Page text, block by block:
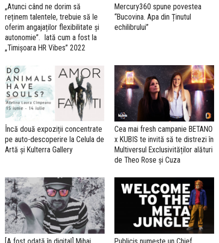
„Atunci când ne dorim să
reținem talentele, trebuie să le
oferim angajaților flexibilitate și
autonomie”. Iată cum a fost la
„Timișoara HR Vibes” 2022
Mercury360 spune povestea
“Bucovina. Apa din Ținutul
echilibrului”
Încă două expoziții concentrate
pe auto-descoperire la Celula de
Artă și Kulterra Gallery
Cea mai fresh campanie BETANO
x KUBIS te invită să te distrezi în
Multiversul Exclusivităților alături
de Theo Rose și Cuza